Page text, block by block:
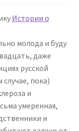
Истории о
молода и буду
даже
русской
пока)
и
умеренная,
и